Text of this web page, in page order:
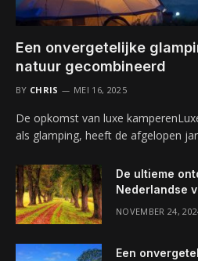
Een onvergetelijke
natuur gecombineerd
BY CHRIS MEI 16, 2025
De opkomst van luxe
als glamping, heeft de afgelopen
De ultieme
Nederlandse
NOVEMBER 24,
Een